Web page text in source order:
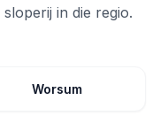
sloperij in die regio.
Worsum